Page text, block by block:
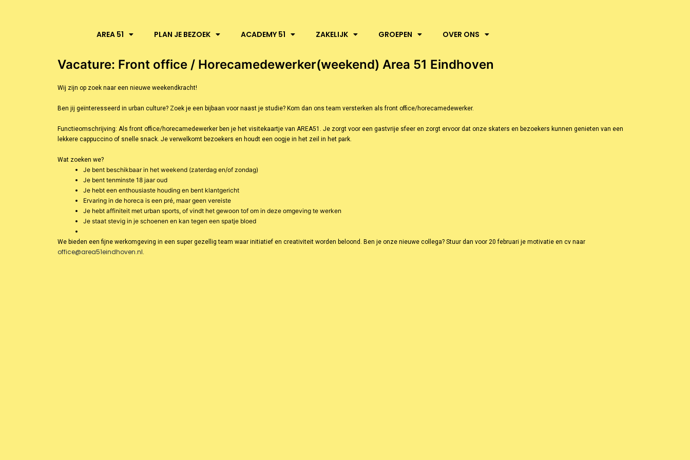
AREA 51 PLAN JE BEZOEK ACADEMY 51 ZAKELIJK GROEPEN OVER ONS
Vacature: Front office / Horecamedewerker(weekend) Area 51 Eindhoven
Wij zijn op zoek naar een nieuwe weekendkracht!
Ben jij geïnteresseerd in urban culture? Zoek je een bijbaan voor naast je studie? Kom dan ons team versterken als front office/horecamedewerker.
Functieomschrijving: Als front office/horecamedewerker ben je het visitekaartje van AREA51. Je zorgt voor een gastvrije sfeer en zorgt ervoor dat onze skaters en bezoekers kunnen genieten van een
lekkere cappuccino of snelle snack. Je verwelkomt bezoekers en houdt een oogje in het zeil in het park.
Wat zoeken we?
Je bent beschikbaar in het weekend (zaterdag en/of zondag)
Je bent tenminste 18 jaar oud
Je hebt een enthousiaste houding en bent klantgericht
Ervaring in de horeca is een pré, maar geen vereiste
Je hebt affiniteit met urban sports, of vindt het gewoon tof om in deze omgeving te werken
Je staat stevig in je schoenen en kan tegen een spatje bloed
We bieden een fijne werkomgeving in een super gezellig team waar initiatief en creativiteit worden beloond. Ben je onze nieuwe collega? Stuur dan voor 20 februari je motivatie en cv naar
office@area51eindhoven.nl